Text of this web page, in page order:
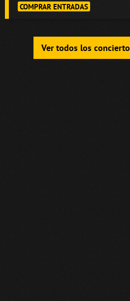
COMPRAR ENTRADAS
Ver todos los